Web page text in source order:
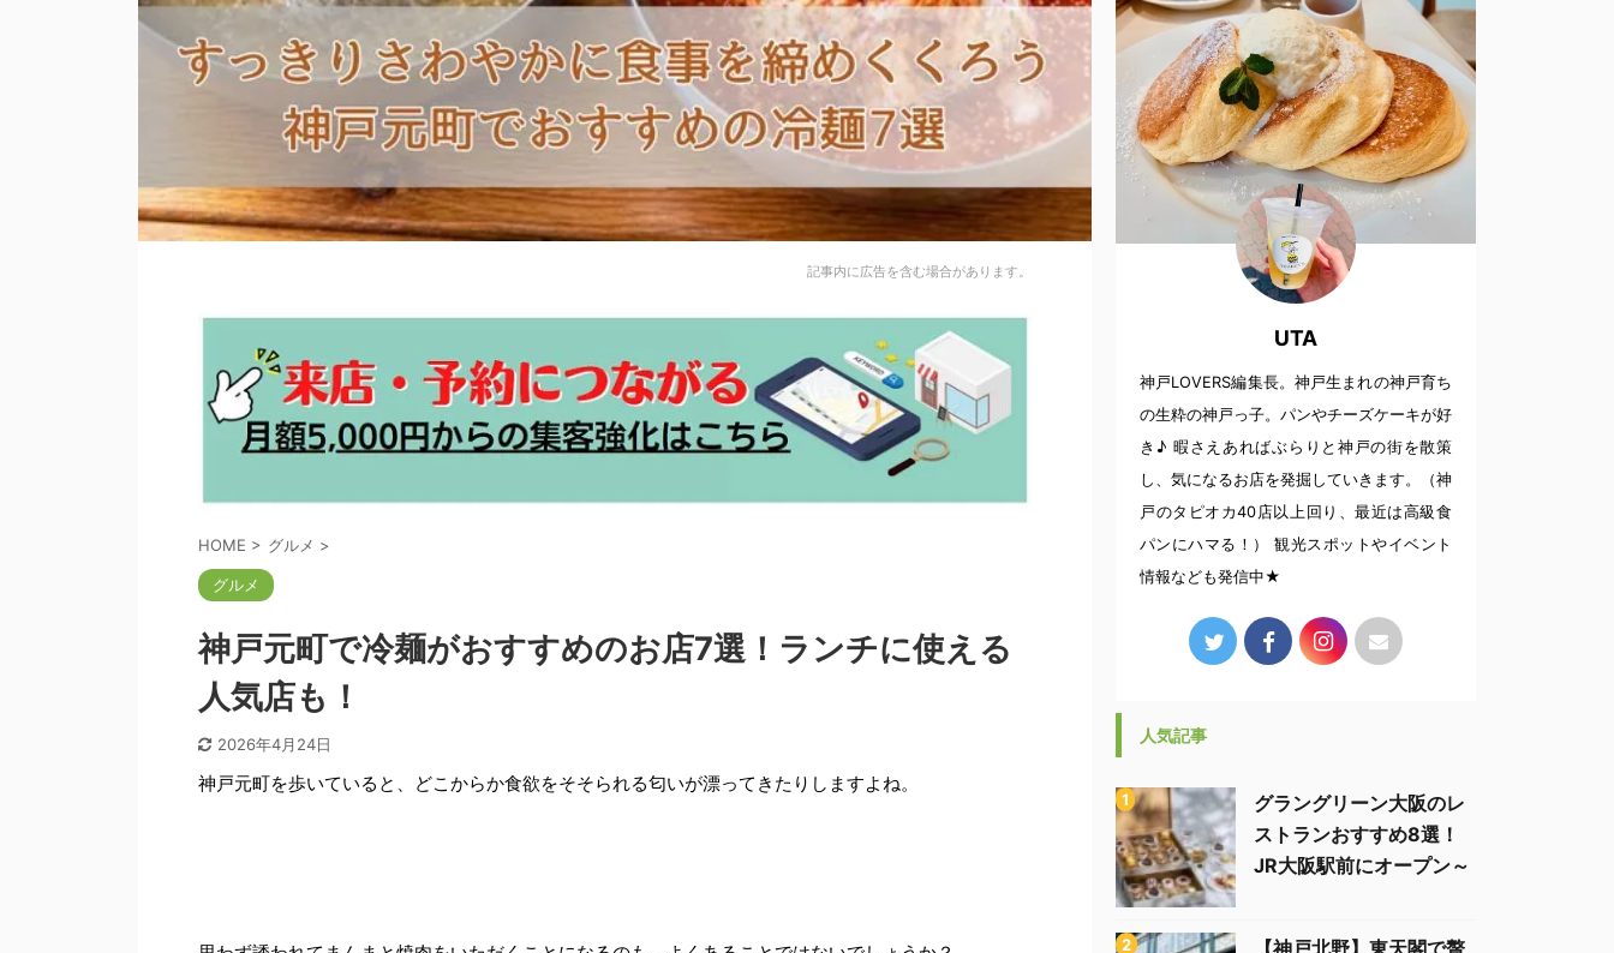
記事内に広告を含む場合があります。
HOME > グルメ >
グルメ
神戸元町で冷麺がおすすめのお店7選！ランチに使える
人気店も！
2026年4月24日
神戸元町を歩いていると、どこからか食欲をそそられる匂いが漂ってきたりしますよね。
UTA
神戸LOVERS編集長。神戸生まれの神戸育ち
の生粋の神戸っ子。パンやチーズケーキが好
き♪ 暇さえあればぶらりと神戸の街を散策
し、気になるお店を発掘していきます。（神
戸のタピオカ40店以上回り、最近は高級食
パンにハマる！） 観光スポットやイベント
情報なども発信中★
人気記事
グラングリーン大阪のレ
ストランおすすめ8選！
JR大阪駅前にオープン～
【神戸北野】東天閣で贅